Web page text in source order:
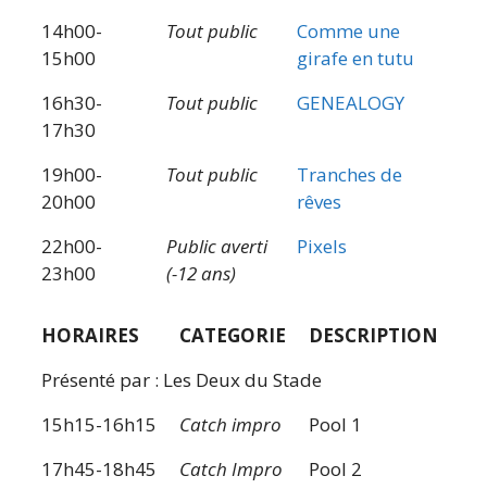
14h00-
15h00
Tout public
Comme une
girafe en tutu
16h30-
17h30
Tout public GENEALOGY
19h00-
20h00
Tout public
Tranches de
rêves
22h00-
23h00
Public averti
(-12 ans)
Pixels
HORAIRES CATEGORIE
DESCRIPTION
Présenté par : Les Deux du Stade
15h15-16h15
Catch impro
Pool 1
17h45-18h45
Catch Impro
Pool 2